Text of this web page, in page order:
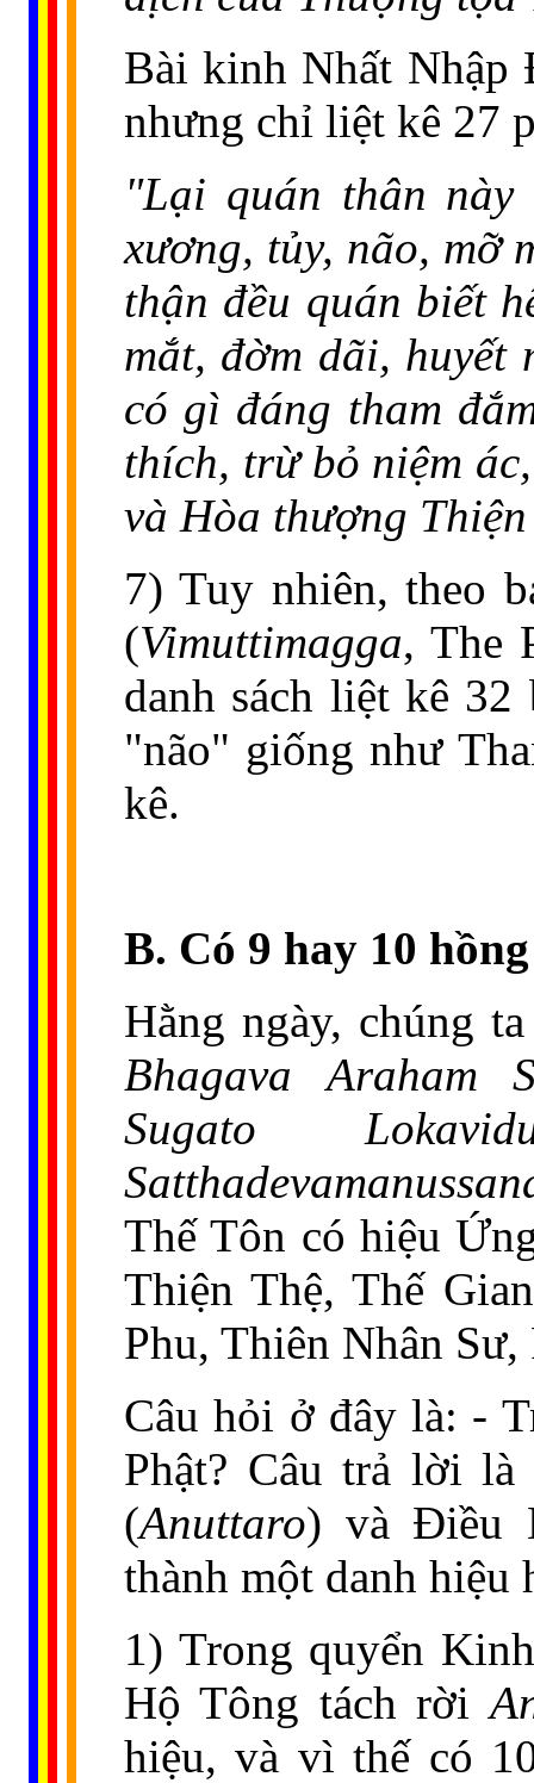
Bài kinh Nhất Nhập
nhưng chỉ liệt kê 27
"Lại quán thân
xương, tủy, não, mỡ
thận đều quán biết
mắt, đờm dãi, huyết
có gì đáng tham
thích, trừ bỏ niệm
và Hòa thượng
7) Tuy nhiên, theo
(Vimuttimagga, The
danh sách liệt kê
"não" giống như
kê.
B. Có 9 hay 10
Hằng ngày, chúng
Bhagava Araham
Sugato
Thế Tôn có hiệu
Thiện Thệ, Thế
Phu, Thiên Nhân
Câu hỏi ở đây là: -
Phật? Câu trả lời
(Anuttaro) và Điều
thành một danh hiệu
1) Trong quyển
Hộ Tông tách rời
hiệu, và vì thế có